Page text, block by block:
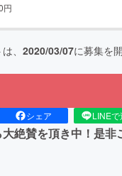
円
、 2020/03/07に募集を
シェア LINEで
絶賛を頂き中！是